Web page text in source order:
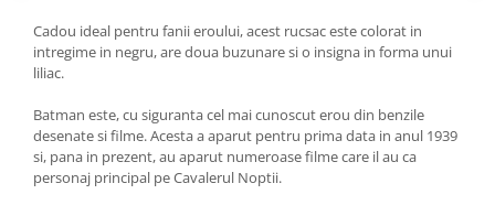
Cadou ideal pentru fanii eroului, acest rucsac este colorat in
intregime in negru, are doua buzunare si o insigna in forma unui
liliac.
Batman este, cu siguranta cel mai cunoscut erou din benzile
desenate si filme. Acesta a aparut pentru prima data in anul 1939
si, pana in prezent, au aparut numeroase filme care il au ca
personaj principal pe Cavalerul Noptii.